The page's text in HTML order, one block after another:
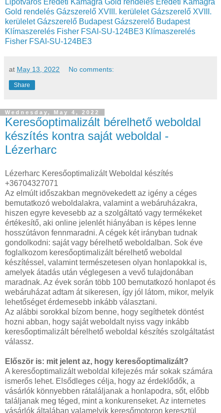
Lipótváros Eredeti Kamagra Gold rendelés Eredeti Kamagra
Gold rendelés Gázszerelő XVIII. kerülelet Gázszerelő XVIII.
kerülelet Gázszerelő Budapest Gázszerelő Budapest
Klímaszerelés Fisher FSAI-SU-124BE3 Klímaszerelés
Fisher FSAI-SU-124BE3
at May 13, 2022 No comments:
Share
Wednesday, May 4, 2022
Keresőoptimalizált bérelhető weboldal
készítés kontra saját weboldal -
Lézerharc
Lézerharc Keresőoptimalizált Weboldal készítés
+36704327071
Az elmúlt időszakban megnövekedett az igény a céges
bemutatkozó weboldalakra, valamint a webáruházakra,
hiszen egyre kevesebb az a szolgáltató vagy termékeket
értékesítő, aki online jelenlét hiányában is képes lenne
hosszútávon fennmaradni. A cégek két irányban tudnak
gondolkodni: saját vagy bérelhető weboldalban. Sok éve
foglalkozom keresőoptimalizált bérelhető weboldal
készítéssel, valamint természetesen olyan honlapokkal is,
amelyek átadás után véglegesen a vevő tulajdonában
maradnak. Az évek során több 100 bemutatkozó honlapot és
webáruházat adtam át sikeresen, így jól látom, mikor, melyik
lehetőséget érdemesebb inkább választani.
Az alábbi sorokkal bízom benne, hogy segíthetek döntést
hozni abban, hogy saját weboldalt nyiss vagy inkább
keresőoptimalizált bérelhető weboldal készítés szolgáltatást
válassz.
Először is: mit jelent az, hogy keresőoptimalizált?
A keresőoptimalizált weboldal kifejezés már sokak számára
ismerős lehet. Elsődleges célja, hogy az érdeklődők, a
vásárlók könnyebben rátaláljanak a honlapodra, sőt, előbb
találjanak meg téged, mint a konkurenseket. Az internetes
vásárlók általában valamelyik keresőmotoron keresztül